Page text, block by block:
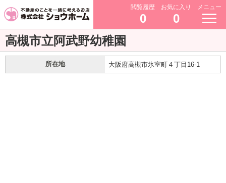
閲覧履歴
0
お気に入り
0
メニュー
高槻市立阿武野幼稚園
所在地 大阪府高槻市氷室町４丁目16-1